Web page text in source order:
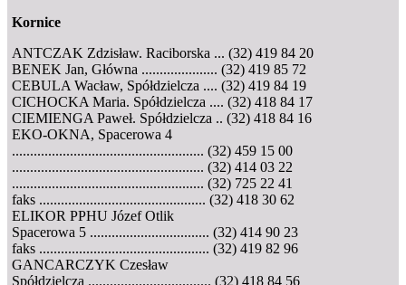
Kornice
ANTCZAK Zdzisław. Raciborska ... (32) 419 84 20
BENEK Jan, Główna ..................... (32) 419 85 72
CEBULA Wacław, Spółdzielcza .... (32) 419 84 19
CICHOCKA Maria. Spółdzielcza .... (32) 418 84 17
CIEMIENGA Paweł. Spółdzielcza .. (32) 418 84 16
EKO-OKNA, Spacerowa 4
..................................................... (32) 459 15 00
..................................................... (32) 414 03 22
..................................................... (32) 725 22 41
faks .............................................. (32) 418 30 62
ELIKOR PPHU Józef Otlik
Spacerowa 5 ................................. (32) 414 90 23
faks ............................................... (32) 419 82 96
GANCARCZYK Czesław
Spółdzielcza .................................. (32) 418 84 56